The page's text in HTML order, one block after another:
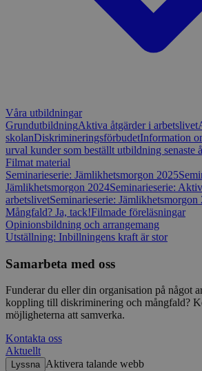
Våra utbildningar
GrundutbildningAktiva åtgärder i arbetslivet
skolanDiskrimineringsförbudetInformation
urval kunder som beställt utbildning senaste
Filmat material
Seminarieserie: Jämlikhetsmorgon 2025
Jämlikhetsmorgon 2024Seminarieserie:
arbetslivetSeminarieserie: Jämlikhetsmorgon
Mångfald? Ja, tack!Filmade föreläsningar
Opinionsbildning och arrangemang
Utställning: Inbillningens kraft är stor
Samarbeta med oss
Funderar du eller din organisation på något
koppling till diskriminering och mångfald?
möjligheterna att samverka.
Kontakta oss
Aktuellt
Lyssna Aktivera talande webb